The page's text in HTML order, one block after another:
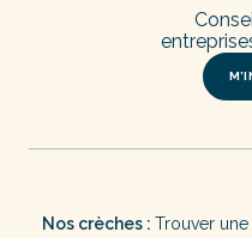
Nos crèches : Trouver